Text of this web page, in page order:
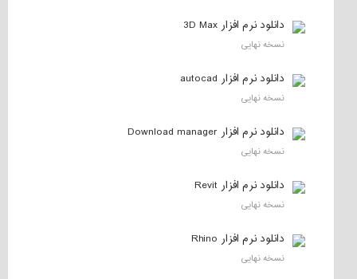
دانلود نرم افزار 3D Max
نسخه نهایی
دانلود نرم افزار autocad
نسخه نهایی
دانلود نرم افزار Download manager
نسخه نهایی
دانلود نرم افزار Revit
نسخه نهایی
دانلود نرم افزار Rhino
نسخه نهایی